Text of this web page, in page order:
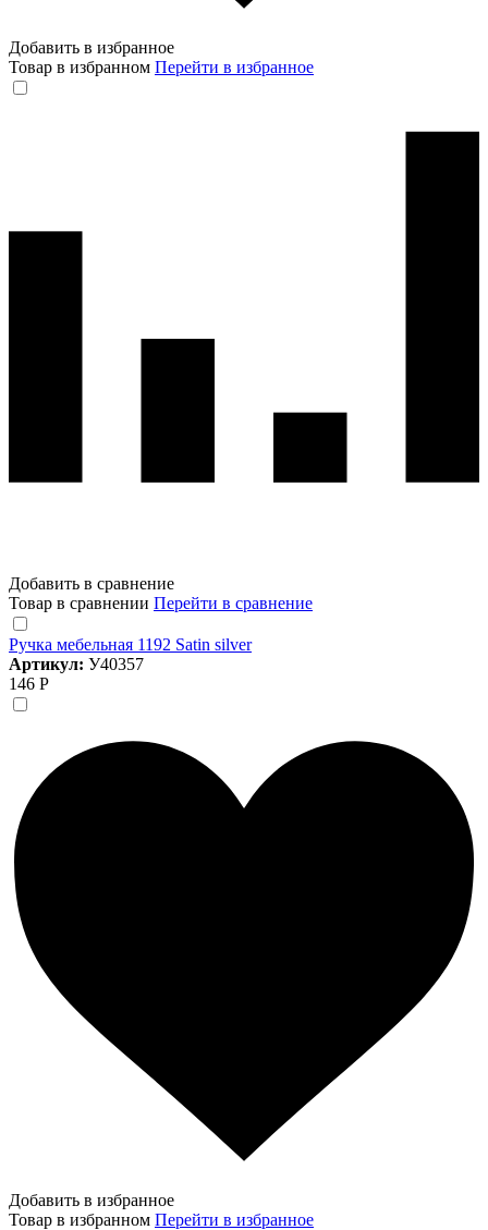
Добавить в избранное
Товар в избранном Перейти в избранное
Добавить в сравнение
Товар в сравнении Перейти в сравнение
Ручка мебельная 1192 Satin silver
Артикул: У40357
146 Р
Добавить в избранное
Товар в избранном Перейти в избранное